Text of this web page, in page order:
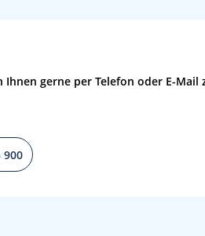
gerne per Telefon oder E-Mail
900